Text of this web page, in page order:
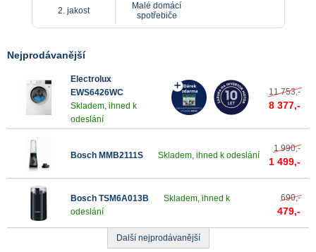
2. jakost
Malé domácí
spotřebiče
Nejprodávanější
Electrolux
EWS6426WC
Skladem, ihned k
odeslání
11 753,-
8 377,-
Bosch MMB2111S Skladem, ihned k odeslání
1 990,-
1 499,-
Bosch TSM6A013B
Skladem, ihned k
odeslání
690,-
479,-
Další nejprodávanější